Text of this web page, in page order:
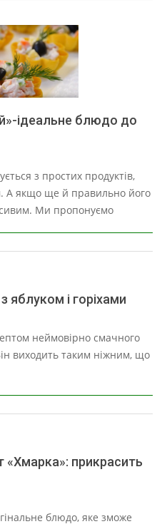
ідеальне блюдо до
з простих продуктів,
А якщо ще й правильно його
Ми пропонуємо
яблуком і горіхами
неймовірно смачного
виходить таким ніжним, що
прикрасить
блюдо, яке зможе